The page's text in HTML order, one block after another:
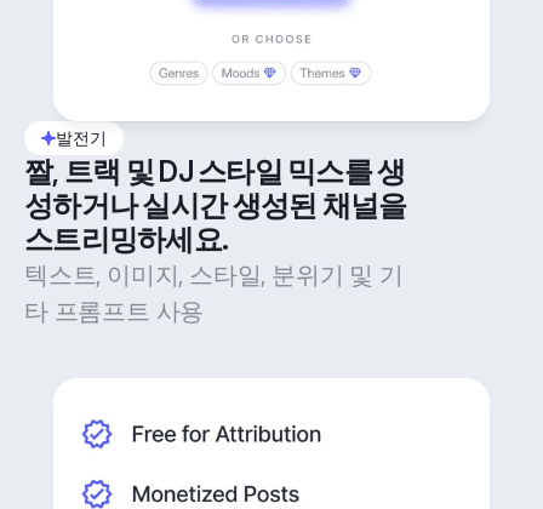
발전기
짤, 트랙 및 DJ 스타일 믹스를 생
성하거나 실시간 생성된 채널을
스트리밍하세요.
텍스트, 이미지, 스타일, 분위기 및 기
타 프롬프트 사용